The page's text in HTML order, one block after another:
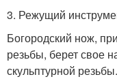
3. Режущий
Богородский нож,
резьбы, берет свое
скульптурной резьбы.